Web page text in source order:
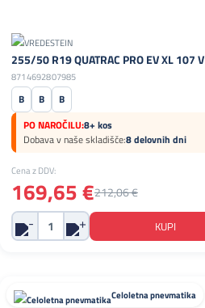
255/50 R19 QUATRAC PRO EV XL 107 V
8714692807985
B B
B
PO NAROČILU:8+ kos
Dobava v naše skladišče:8 delovnih dni
Cena z DDV:
169,65 €212,06 €
Celoletna pnevmatika